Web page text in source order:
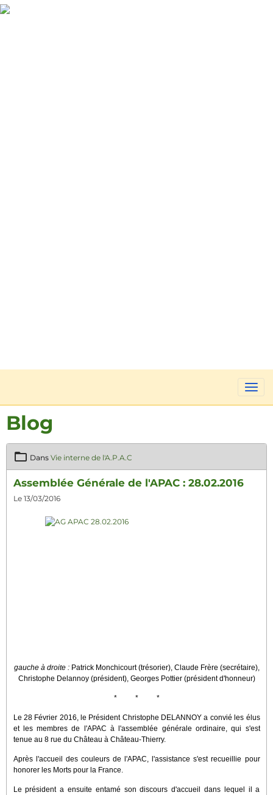
Blog
Dans Vie interne de l'A.P.A.C
Assemblée Générale de l'APAC : 28.02.2016
Le 13/03/2016
gauche à droite : Patrick Monchicourt (trésorier), Claude Frère (secrétaire),
Christophe Delannoy (président), Georges Pottier (président d'honneur)
* * *
Le 28 Février 2016, le Président Christophe DELANNOY a convié les élus
et les membres de l'APAC à l'assemblée générale ordinaire, qui s'est
tenue au 8 rue du Château à Château-Thierry.
Après l'accueil des couleurs de l'APAC, l'assistance s'est recueillie pour
honorer les Morts pour la France.
Le président a ensuite entamé son discours d'accueil dans lequel il a